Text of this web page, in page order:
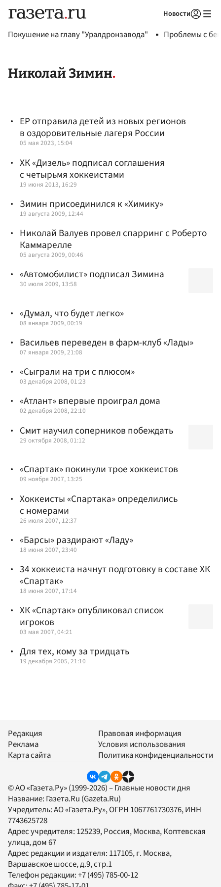
Новости
Покушение на главу "Уралдронзавода" Проблемы с
Николай Зимин
ЕР отправила детей из новых регионов
в оздоровительные лагеря России
05 мая 2023, 15:04
ХК «Дизель» подписал соглашения
с четырьмя хоккеистами
19 июня 2013, 16:29
Зимин присоединился к «Химику»
19 августа 2009, 12:44
Николай Валуев провел спарринг с Роберто
Каммарелле
05 августа 2009, 00:46
«Автомобилист» подписал Зимина
30 июля 2009, 13:58
«Думал, что будет легко»
08 января 2009, 00:19
Васильев переведен в фарм-клуб «Лады»
07 января 2009, 21:08
«Сыграли на три с плюсом»
03 декабря 2008, 01:23
«Атлант» впервые проиграл дома
02 декабря 2008, 22:10
Смит научил соперников побеждать
29 октября 2008, 01:12
«Спартак» покинули трое хоккеистов
09 ноября 2007, 13:25
Хоккеисты «Спартака» определились
с номерами
26 июля 2007, 12:37
«Барсы» раздирают «Ладу»
18 июня 2007, 23:40
34 хоккеиста начнут подготовку в составе ХК
«Спартак»
18 июня 2007, 17:14
ХК «Спартак» опубликовал список
игроков
03 мая 2007, 04:21
Для тех, кому за тридцать
19 декабря 2005, 21:10
Редакция
Реклама
Карта сайта
Правовая информация
Условия использования
Политика конфиденциальности
© АО «Газета.Ру» (1999-2026) – Главные новости дня
Название: Газета.Ru (Gazeta.Ru)
Учредитель:АО «Газета.Ру», ОГРН 1067761730376, ИНН
7743625728
Адрес учредителя: 125239, Россия, Москва, Коптевская
улица, дом 67
Адрес редакции и издателя: 117105, г. Москва,
Варшавское шоссе, д.9, стр.1
Телефон редакции:+7 (495) 785-00-12